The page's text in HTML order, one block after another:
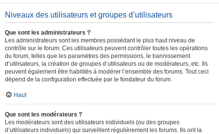
Niveaux des utilisateurs et groupes d’utilisateurs
Que sont les administrateurs ?
Les administrateurs sont les membres possédant le plus haut niveau de
contrôle sur le forum. Ces utilisateurs peuvent contrôler toutes les opérations
du forum, telles que les paramètres des permissions, le bannissement
d’utilisateurs, la création de groupes d’utilisateurs ou de modérateurs, etc. Ils
peuvent également être habilités à modérer l’ensemble des forums. Tout ceci
dépend de la configuration effectuée par le fondateur du forum.
Haut
Que sont les modérateurs ?
Les modérateurs sont des utilisateurs individuels (ou des groupes
d’utilisateurs individuels) qui surveillent régulièrement les forums. Ils ont la